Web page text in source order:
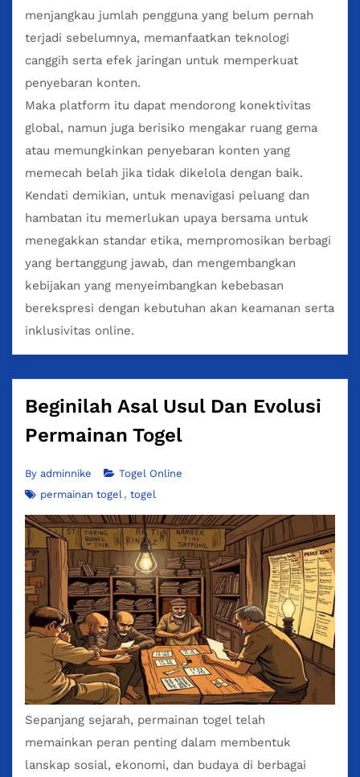
menjangkau jumlah pengguna yang belum pernah
terjadi sebelumnya, memanfaatkan teknologi
canggih serta efek jaringan untuk memperkuat
penyebaran konten.
Maka platform itu dapat mendorong konektivitas
global, namun juga berisiko mengakar ruang gema
atau memungkinkan penyebaran konten yang
memecah belah jika tidak dikelola dengan baik.
Kendati demikian, untuk menavigasi peluang dan
hambatan itu memerlukan upaya bersama untuk
menegakkan standar etika, mempromosikan berbagi
yang bertanggung jawab, dan mengembangkan
kebijakan yang menyeimbangkan kebebasan
berekspresi dengan kebutuhan akan keamanan serta
inklusivitas online.
Beginilah Asal Usul Dan Evolusi
Permainan Togel
By adminnike
Togel Online
permainan togel
togel
Sepanjang sejarah, permainan togeltelah
memainkan peran penting dalam membentuk
lanskap sosial, ekonomi, dan budaya di berbagai